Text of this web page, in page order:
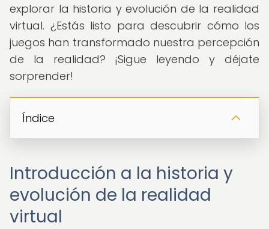
explorar la historia y evolución de la realidad
virtual. ¿Estás listo para descubrir cómo los
juegos han transformado nuestra percepción
de la realidad? ¡Sigue leyendo y déjate
sorprender!
Índice
Introducción a la historia y
evolución de la realidad
virtual